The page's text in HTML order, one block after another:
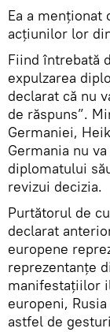
Ea a menționat
acțiunilor lor
Fiind întrebată
expulzarea
declarat că nu
de răspuns”.
Germaniei,
Germania nu
diplomatului
revizui decizia.
Purtătorul de
declarat
europene
reprezentanțe
manifestațiilor
europeni,
astfel de